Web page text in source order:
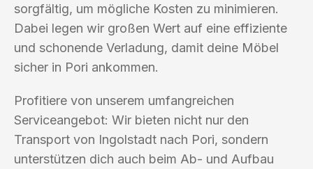
sorgfältig, um mögliche Kosten zu minimieren.
Dabei legen wir großen Wert auf eine effiziente
und schonende Verladung, damit deine Möbel
sicher in Pori ankommen.
Profitiere von unserem umfangreichen
Serviceangebot: Wir bieten nicht nur den
Transport von Ingolstadt nach Pori, sondern
unterstützen dich auch beim Ab- und Aufbau